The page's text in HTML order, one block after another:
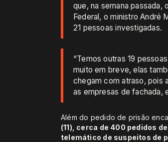
que, na semana passada,
Federal, o ministro André
21 pessoas investigadas.
“Temos outras 19
muito em breve, elas
chegam com atraso, pois
as empresas de fachada,
Além do pedido de prisão
(11), cerca de 400 pedidos
telemático de suspeitos de